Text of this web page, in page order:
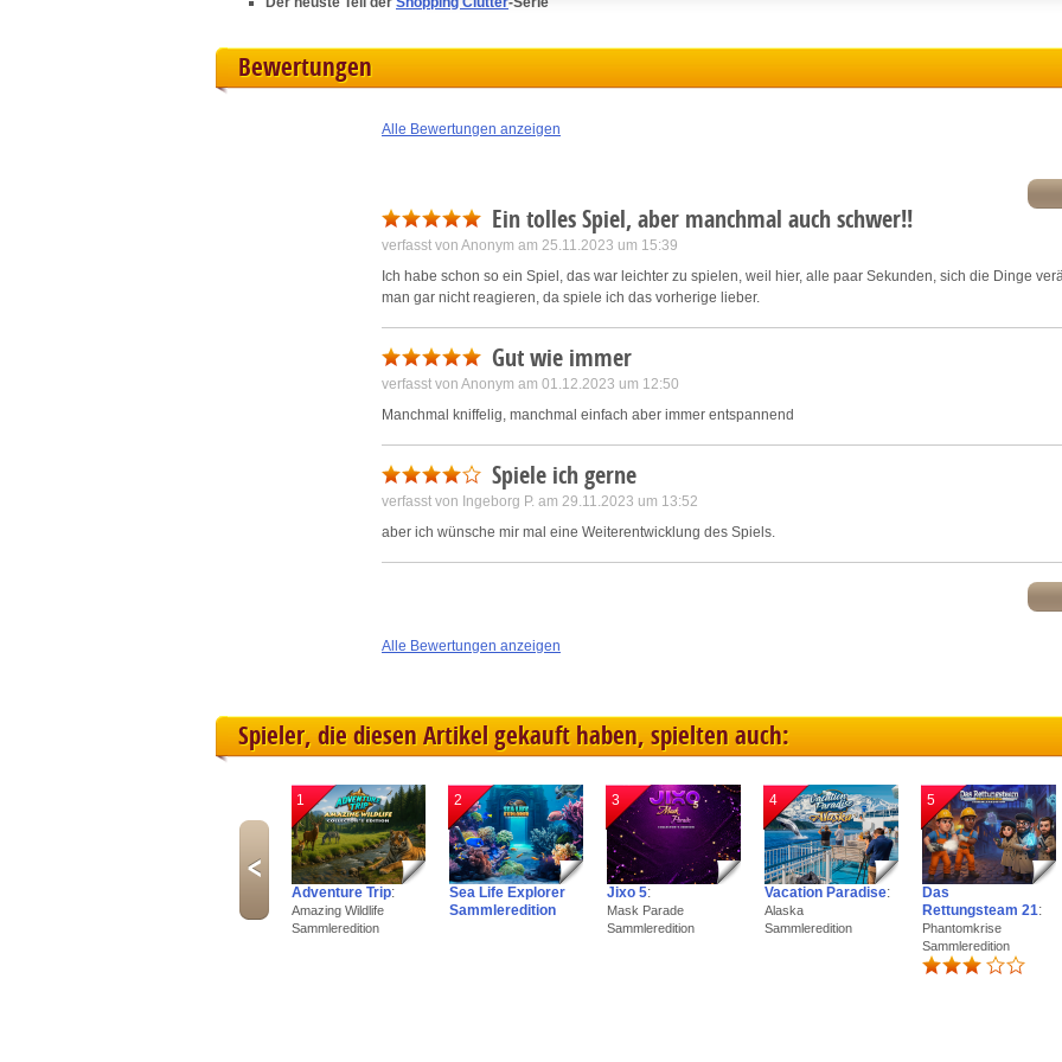
Bewertungen
Alle Bewertungen anzeigen
Ein tolles Spiel, aber manchmal auch schwer!!
verfasst von Anonym am 25.11.2023 um 15:39
Ich habe schon so ein Spiel, das war leichter zu spielen, weil hier, alle paar Sekunden, sich die Dinge
man gar nicht reagieren, da spiele ich das vorherige lieber.
Gut wie immer
verfasst von Anonym am 01.12.2023 um 12:50
Manchmal kniffelig, manchmal einfach aber immer entspannend
Spiele ich gerne
verfasst von Ingeborg P. am 29.11.2023 um 13:52
aber ich wünsche mir mal eine Weiterentwicklung des Spiels.
Alle Bewertungen anzeigen
Spieler, die diesen Artikel gekauft haben, spielten auch:
1
Adventure Trip:
Amazing Wildlife
Sammleredition
2
Sea Life Explorer
Sammleredition
3
Jixo 5:
Mask Parade
Sammleredition
4
Vacation Paradise:
Alaska
Sammleredition
5
Das
Rettungsteam 21:
Phantomkrise
Sammleredition
Link different devices
Show Purposes